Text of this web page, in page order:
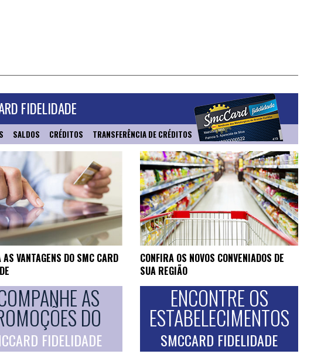
FIDELIDADE
SALDOS CRÉDITOS TRANSFERÊNCIA DE CRÉDITOS
AS VANTAGENS DO SMC CARD
AS
DO
FIDELIDADE
CONFIRA OS NOVOS CONVENIADOS DE
SUA REGIÃO
ENCONTRE OS
ESTABELECIMENTOS
SMCCARD FIDELIDADE